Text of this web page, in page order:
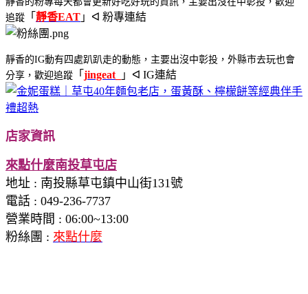
追蹤 「 靜香EAT 」ᐊ 粉專連結
靜香的IG動有四處趴趴走的動態，主要出沒中彰投，外縣市去玩也會
分享，歡迎追蹤 「 jingeat_ 」ᐊ IG連結
店家資訊
來點什麼南投草屯店
地址 : 南投縣草屯鎮中山街131號
電話 : 049-236-7737
營業時間 : 06:00~13:00
粉絲團 : 來點什麼